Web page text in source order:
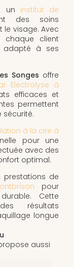
un institut de
des soins
visage. Avec
client
adapté à ses
Songes offre
Electrolyse à
efficaces et
permettent
à la cire à
pour une
avec des
optimal.
prestations de
pour
Cette
résultats
longue
aussi